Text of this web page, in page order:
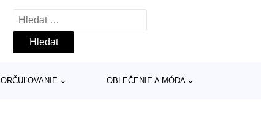
Vyhledávání
OBLEČENIE A MÓDA